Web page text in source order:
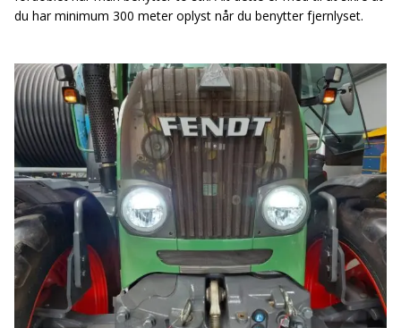
du har minimum 300 meter oplyst når du benytter fjernlyset.